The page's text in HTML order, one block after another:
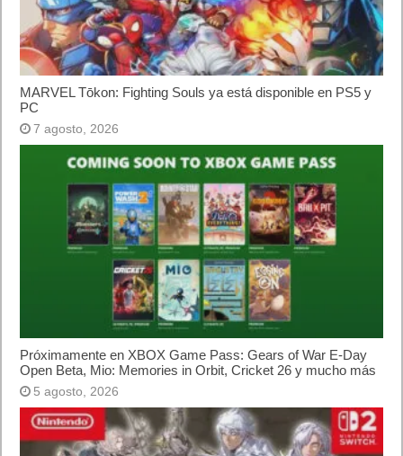
MARVEL Tōkon: Fighting Souls ya está disponible en PS5 y
PC
7 agosto, 2026
Próximamente en XBOX Game Pass: Gears of War E-Day
Open Beta, Mio: Memories in Orbit, Cricket 26 y mucho más
5 agosto, 2026